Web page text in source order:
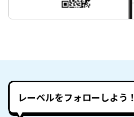
レーベルをフォローしよう！